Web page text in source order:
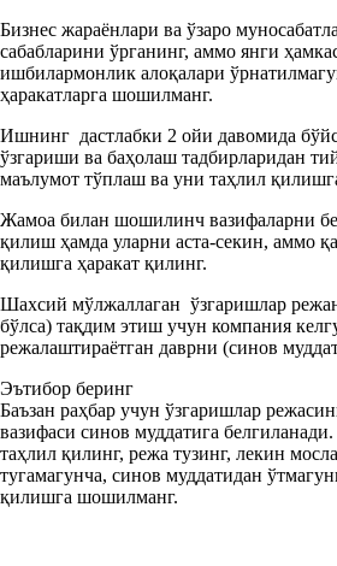
Бизнес жараёнлари ва ўзаро
сабабларини ўрганинг, аммо янги
ишбилармонлик алоқалари
ҳаракатларга шошилманг.
Ишнинг дастлабки 2 ойи давомида
ўзгариши ва баҳолаш тадбирларидан
маълумот тўплаш ва уни таҳлил
Жамоа билан шошилинч вазифаларни
қилиш ҳамда уларни аста-секин, аммо
қилишга ҳаракат қилинг.
Шахсий мўлжаллаган ўзгаришлар
бўлса) тақдим этиш учун компания
режалаштираётган даврни (синов
Эътибор беринг
Баъзан раҳбар учун ўзгаришлар
вазифаси синов муддатига
таҳлил қилинг, режа тузинг, лекин
тугамагунча, синов муддатидан
қилишга шошилманг.